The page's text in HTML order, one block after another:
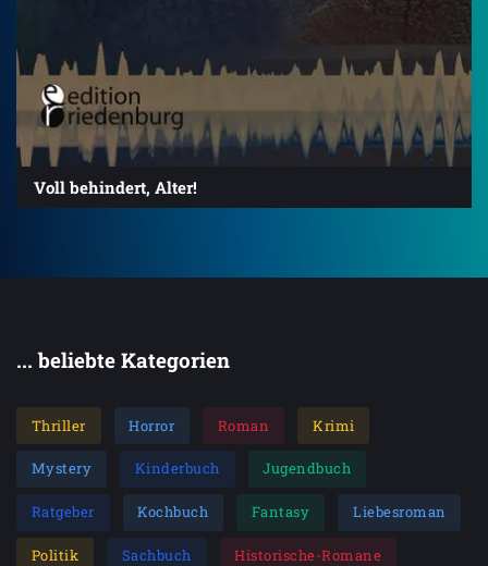
Voll behindert, Alter!
... beliebte Kategorien
Thriller Horror Roman Krimi
Mystery Kinderbuch Jugendbuch
Ratgeber Kochbuch Fantasy Liebesroman
Politik Sachbuch Historische-Romane